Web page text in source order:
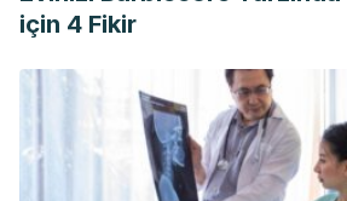
için 4 Fikir